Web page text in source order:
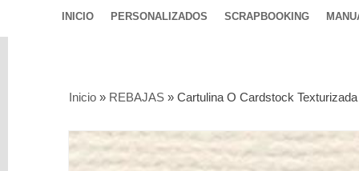
INICIO PERSONALIZADOS SCRAPBOOKING
MIXED
MEDIA
Inicio » REBAJAS »Cartulina O Cardstock